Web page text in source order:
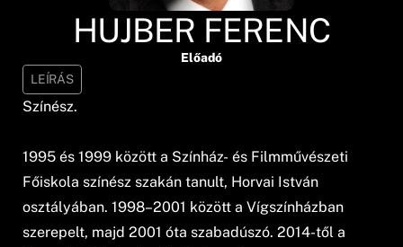
HUJBER FERENC
Előadó
LEÍRÁS
Színész.
1995 és 1999 között a Színház- és Filmművészeti
Főiskola színész szakán tanult, Horvai István
osztályában. 1998–2001 között a Vígszínházban
szerepelt, majd 2001 óta szabadúszó. 2014-től a